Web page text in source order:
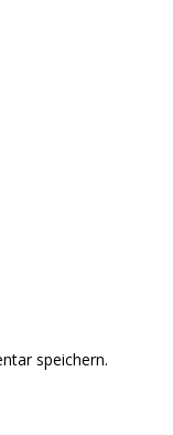
speichern.